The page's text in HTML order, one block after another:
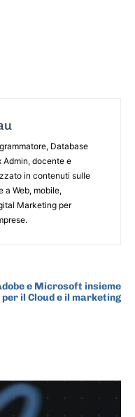
Database
Admin, docente e
in contenuti sulle
a Web, mobile,
Marketing per
e Microsoft insieme
per il Cloud e il marketing